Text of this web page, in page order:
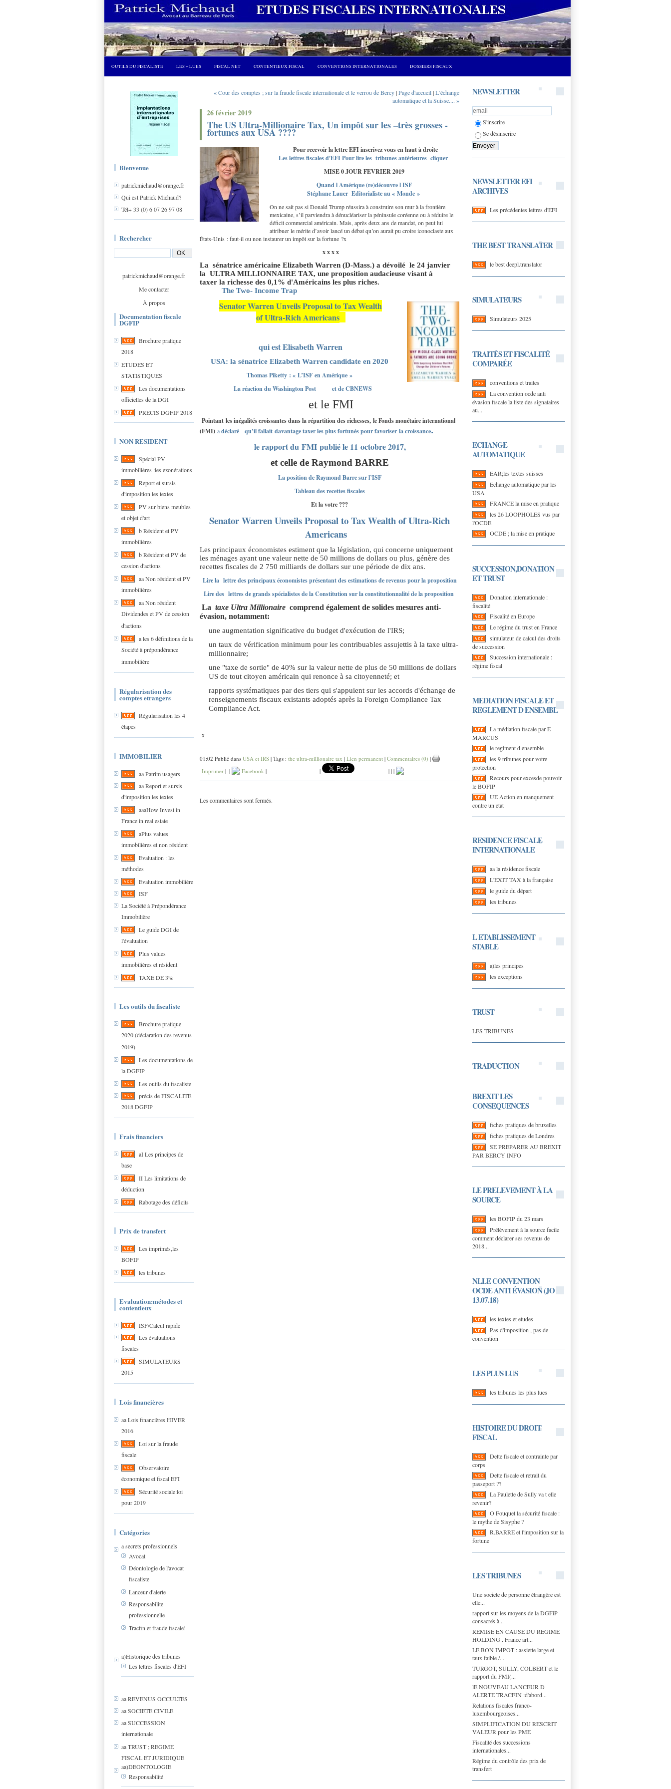
OUTILS DU FISCALISTE LES + LUES FISCAL NET CONTENTIEUX FISCAL CONVENTIONS INTERNATIONALES DOSSIERS FISCAUX
Bienvenue
patrickmichaud@orange.fr
Qui est Patrick Michaud?
Tél+ 33 (0) 6 07 26 97 08
Rechercher
patrickmichaud@orange.fr
Me contacter
À propos
Documentation fiscale
DGFIP
Brochure pratique
2018
ETUDES ET
STATISTIQUES
Les documentations
officielles de la DGI
PRECIS DGFIP 2018
NON RESIDENT
Spécial PV
immobilières :les exonérations
Report et sursis
d'imposition les textes
PV sur biens meubles
et objet d'art
b Résident et PV
immobilières
b Résident et PV de
cession d'actions
aa Non résident et PV
immobilières
aa Non résident
Dividendes et PV de cession
d'actions
a les 6 définitions de la
Société à prépondérance
immobilière
Régularisation des
comptes etrangers
Régularisation les 4
étapes
IMMOBILIER
aa Patrim usagers
aa Report et sursis
d'imposition les textes
aaaHow Invest in
France in real estate
aPlus values
immobilières et non résident
Evaluation : les
méthodes
Evaluation immobilière
ISF
La Société à Prépondérance
Immobilière
Le guide DGI de
l'évaluation
Plus values
immobilières et résident
TAXE DE 3%
Les outils du fiscaliste
Brochure pratique
2020 (déclaration des revenus
2019)
Les documentations de
la DGFIP
Les outils du fiscaliste
précis de FISCALITE
2018 DGFIP
Frais financiers
aI Les principes de
base
II Les limitations de
déduction
Rabotage des déficits
Prix de transfert
Les imprimés,les
BOFIP
les tribunes
Evaluation:métodes et
contentieux
ISF/Calcul rapide
Les évaluations
fiscales
SIMULATEURS
2015
Lois financières
aa Lois financières HIVER
2016
Loi sur la fraude
fiscale
Observatoire
économique et fiscal EFI
Sécurité sociale:loi
pour 2019
Catégories
a secrets professionnels
Avocat
Déontologie de l'avocat
fiscaliste
Lanceur d'alerte
Responsabilite
professionnelle
Tracfin et fraude fiscale!
a)Historique des tribunes
Les lettres fiscales d'EFI
aa REVENUS OCCULTES
aa SOCIETE CIVILE
aa SUCCESSION
internationale
aa TRUST ; REGIME
FISCAL ET JURIDIQUE
aa)DEONTOLOGIE
Responsabilité
NEWSLETTER
S'inscrire
Se désinscrire
NEWSLETTER EFI
ARCHIVES
Les précédentes lettres d'EFI
THE BEST TRANSLATER
le best deepl.translator
SIMULATEURS
Simulateurs 2025
TRAITÉS ET FISCALITÉ
COMPARÉE
conventions et traites
La convention ocde anti
évasion fiscale la liste des signataires
au...
ECHANGE
AUTOMATIQUE
EAR;les textes suisses
Echange automatique par les
USA
FRANCE la mise en pratique
les 26 LOOPHOLES vus par
l'OCDE
OCDE ; la mise en pratique
SUCCESSION,DONATION
ET TRUST
Donation internationale :
fiscalité
Fiscalité en Europe
Le régime du trust en France
simulateur de calcul des droits
de succession
Succession internationale :
régime fiscal
MEDIATION FISCALE ET
REGLEMENT D ENSEMBL
La médiation fiscale par E
MARCUS
le reglment d ensemble
les 9 tribunes pour votre
protection
Recours pour excesde pouvoir
le BOFIP
UE Action en manquement
contre un etat
RESIDENCE FISCALE
INTERNATIONALE
aa la résidence fiscale
L'EXIT TAX à la française
le guide du départ
les tribunes
L ETABLISSEMENT
STABLE
a)les principes
les exceptions
TRUST
LES TRIBUNES
TRADUCTION
BREXIT LES
CONSEQUENCES
fiches pratiques de bruxelles
fiches pratiques de Londres
SE PREPARER AU BREXIT
PAR BERCY INFO
LE PRELEVEMENT À LA
SOURCE
les BOFIP du 23 mars
Prélèvement à la source facile
comment déclarer ses revenus de
2018...
NLLE CONVENTION
OCDE ANTI ÉVASION (JO
13.07.18)
les textes et etudes
Pas d'imposition , pas de
convention
LES PLUS LUS
les tribunes les plus lues
HISTOIRE DU DROIT
FISCAL
Dette fiscale et contrainte par
corps
Dette fiscale et retrait du
passeport ??
La Paulette de Sully va t elle
revenir?
O Fouquet la sécurité fiscale :
le mythe de Sisyphe ?
R.BARRE et l'imposition sur la
fortune
LES TRIBUNES
Une societe de personne étrangère est
elle...
rapport sur les moyens de la DGFiP
consacrés à...
REMISE EN CAUSE DU REGIME
HOLDING . France art...
LE BON IMPOT : assiette large et
taux faible /...
TURGOT, SULLY, COLBERT et le
rapport du FMI(...
lE NOUVEAU LANCEUR D
ALERTE TRACFIN :d'abord...
Relations fiscales franco-
luxembourgeoises...
SIMPLIFICATION DU RESCRIT
VALEUR pour les PME
Fiscalité des successions
internationales...
Régime du contrôle des prix de
transfert
« Cour des comptes ; sur la fraude fiscale internationale et le verrou de Bercy|Page d'accueil|L’échange
automatique et la Suisse.... »
26 février 2019
The US Ultra-Millionaire Tax, Un impôt sur les –très grosses -
fortunes aux USA ????
Pour recevoir la lettre EFI inscrivez vous en haut à droite
Les lettres fiscales d'EFI Pour lire les tribunes antérieures cliquer
MISE 0 JOUR FEVRIER 2019
Quand l Amérique (re)découvre l ISF
Stéphane Lauer Editorialiste au « Monde »
On ne sait pas si Donald Trump réussira à construire son mur à la frontière
mexicaine, s’il parviendra à dénucléariser la péninsule coréenne ou à réduire le
déficit commercial américain. Mais, après deux ans de mandat, on peut lui
attribuer le mérite d’avoir lancé un débat qu’on aurait pu croire iconoclaste aux
États-Unis : faut-il ou non instaurer un impôt sur la fortune ?x
x x x x
La sénatrice américaine Elizabeth Warren (D-Mass.) a dévoilé le 24 janvier
la ULTRA MILLIONNAIRE TAX, une proposition audacieuse visant à
taxer la richesse des 0,1% d'Américains les plus riches.
The Two- Income Trap
Senator Warren Unveils Proposal to Tax Wealth
of Ultra-Rich Americans
qui est Elisabeth Warren
USA: la sénatrice Elizabeth Warren candidate en 2020
Thomas Piketty : « L’ISF en Amérique »
La réaction du Washington Post
et de CBNEWS
et le FMI
Pointant les inégalités croissantes dans la répartition des richesses, le Fonds monétaire international
(FMI) adéclaré qu’il fallait davantage taxer les plus fortunés pour favoriser la croissance.
le rapport du FMI publié le 11 octobre 2017,
et celle de Raymond BARRE
La position de Raymond Barre sur l’ISF
Tableau des recettes fiscales
Et la votre ???
Senator Warren Unveils Proposal to Tax Wealth of Ultra-Rich
Americans
Les principaux économistes estiment que la législation, qui concerne uniquement
les ménages ayant une valeur nette de 50 millions de dollars ou plus, génère des
recettes fiscales de 2 750 milliards de dollars sur une période de dix ans.
Lire la lettre des principaux économistes présentant des estimations de revenus pour la proposition
Lire des lettres de grands spécialistes de la Constitution sur la constitutionnalité de la proposition
La taxe Ultra Millionaire comprend également de solides mesures anti-
évasion, notamment:
une augmentation significative du budget d'exécution de l'IRS;
un taux de vérification minimum pour les contribuables assujettis à la taxe ultra-
millionnaire;
une "taxe de sortie" de 40% sur la valeur nette de plus de 50 millions de dollars
US de tout citoyen américain qui renonce à sa citoyenneté; et
rapports systématiques par des tiers qui s'appuient sur les accords d'échange de
renseignements fiscaux existants adoptés après la Foreign Compliance Tax
Compliance Act.
x
01:02 Publié dans USA et IRS | Tags : the ultra-millionaire tax | Lien permanent | Commentaires (0) |
Imprimer | | Facebook | | | | |
Les commentaires sont fermés.